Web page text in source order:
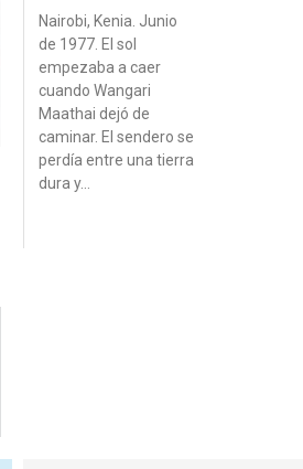
Nairobi, Kenia. Junio
de 1977. El sol
empezaba a caer
cuando Wangari
Maathai dejó de
caminar. El sendero se
perdía entre una tierra
dura y…